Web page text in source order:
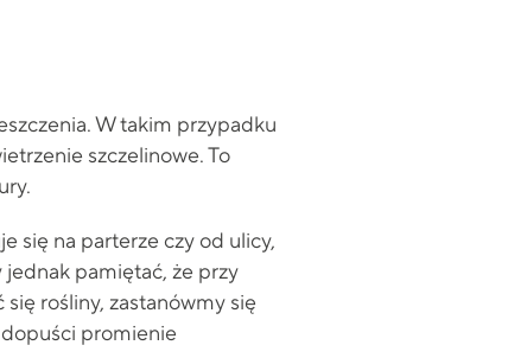
W takim przypadku
szczelinowe. To
się na parterze czy od ulicy,
jednak pamiętać, że przy
rośliny, zastanówmy się
promienie